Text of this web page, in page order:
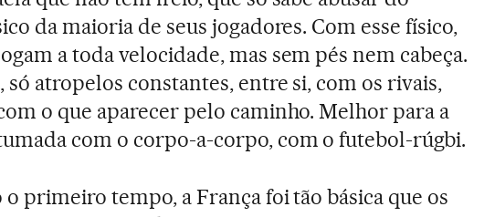
da maioria de seus jogadores. Com esse físico,
a toda velocidade, mas sem pés nem cabeça.
só atropelos constantes, entre si, com os rivais,
o que aparecer pelo caminho. Melhor para a
com o corpo-a-corpo, com o futebol-rúgbi.
primeiro tempo, a França foi tão básica que os